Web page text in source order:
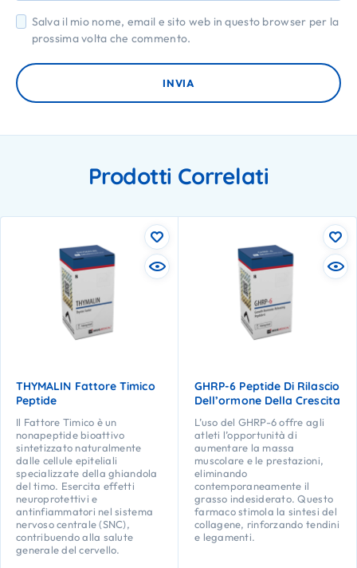
Salva il mio nome, email e sito web in questo browser per la
prossima volta che commento.
Prodotti Correlati
THYMALIN Fattore Timico
Peptide
Il Fattore Timico è un
nonapeptide bioattivo
sintetizzato naturalmente
dalle cellule epiteliali
specializzate della ghiandola
del timo. Esercita effetti
neuroprotettivi e
antinfiammatori nel sistema
nervoso centrale (SNC),
contribuendo alla salute
generale del cervello.
GHRP-6 Peptide Di Rilascio
Dell’ormone Della Crescita
L’uso del GHRP-6 offre agli
atleti l’opportunità di
aumentare la massa
muscolare e le prestazioni,
eliminando
contemporaneamente il
grasso indesiderato. Questo
farmaco stimola la sintesi del
collagene, rinforzando tendini
e legamenti.